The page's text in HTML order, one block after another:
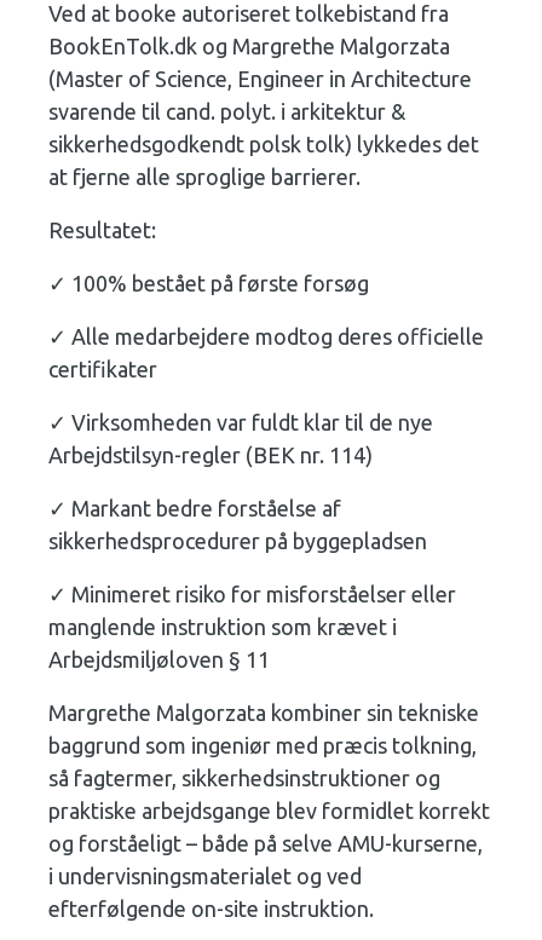
Ved at booke autoriseret tolkebistand fra
BookEnTolk.dk og Margrethe Malgorzata
(Master of Science, Engineer in Architecture
svarende til cand. polyt. i arkitektur &
sikkerhedsgodkendt polsk tolk) lykkedes det
at fjerne alle sproglige barrierer.
Resultatet:
✓ 100% bestået på første forsøg
✓ Alle medarbejdere modtog deres officielle
certifikater
✓ Virksomheden var fuldt klar til de nye
Arbejdstilsyn-regler (BEK nr. 114)
✓ Markant bedre forståelse af
sikkerhedsprocedurer på byggepladsen
✓ Minimeret risiko for misforståelser eller
manglende instruktion som krævet i
Arbejdsmiljøloven § 11
Margrethe Malgorzata kombiner sin tekniske
baggrund som ingeniør med præcis tolkning,
så fagtermer, sikkerhedsinstruktioner og
praktiske arbejdsgange blev formidlet korrekt
og forståeligt – både på selve AMU-kurserne,
i undervisningsmaterialet og ved
efterfølgende on-site instruktion.